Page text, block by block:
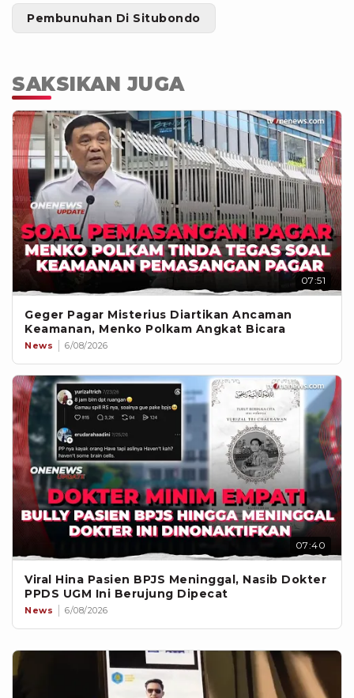
Pembunuhan Di Situbondo
SAKSIKAN JUGA
07:51
Geger Pagar Misterius Diartikan Ancaman
Keamanan, Menko Polkam Angkat Bicara
News 6/08/2026
07:40
Viral Hina Pasien BPJS Meninggal, Nasib Dokter
PPDS UGM Ini Berujung Dipecat
News 6/08/2026